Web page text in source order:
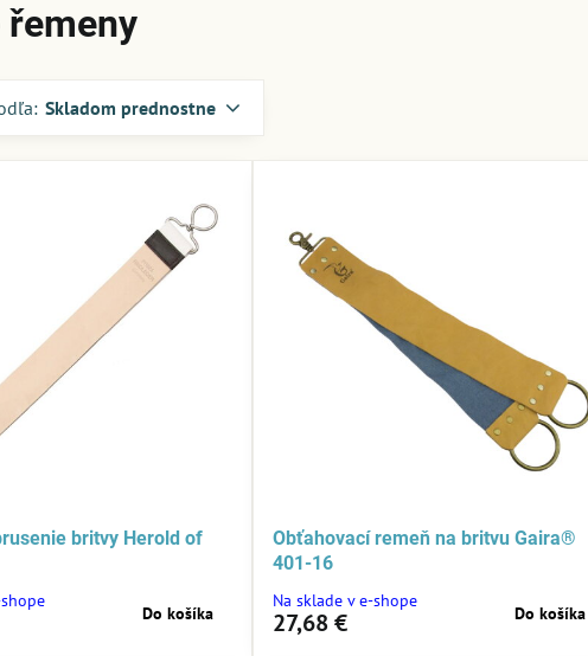
řemeny
Skladom prednostne
britvy Herold of
Do košíka
Obťahovací remeň na britvu Gaira®
401-16
Na sklade v e-shope
27,68 € Do košíka